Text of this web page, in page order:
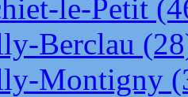
le-Petit
Berclau
Montigny